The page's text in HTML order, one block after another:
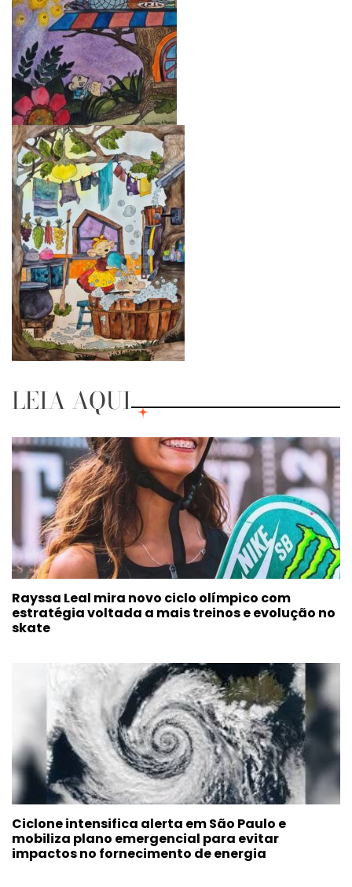
LEIA AQUI
Rayssa Leal mira novo ciclo olímpico com
estratégia voltada a mais treinos e evolução no
skate
Ciclone intensifica alerta em São Paulo e
mobiliza plano emergencial para evitar
impactos no fornecimento de energia